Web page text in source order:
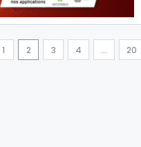
1 2 3 4 … 20